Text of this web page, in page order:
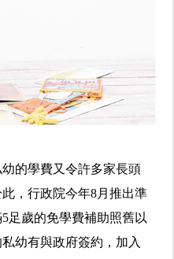
的學費又令許多家長頭
，行政院今年8月推出準
足歲的免學費補助照舊以
幼有與政府簽約，加入